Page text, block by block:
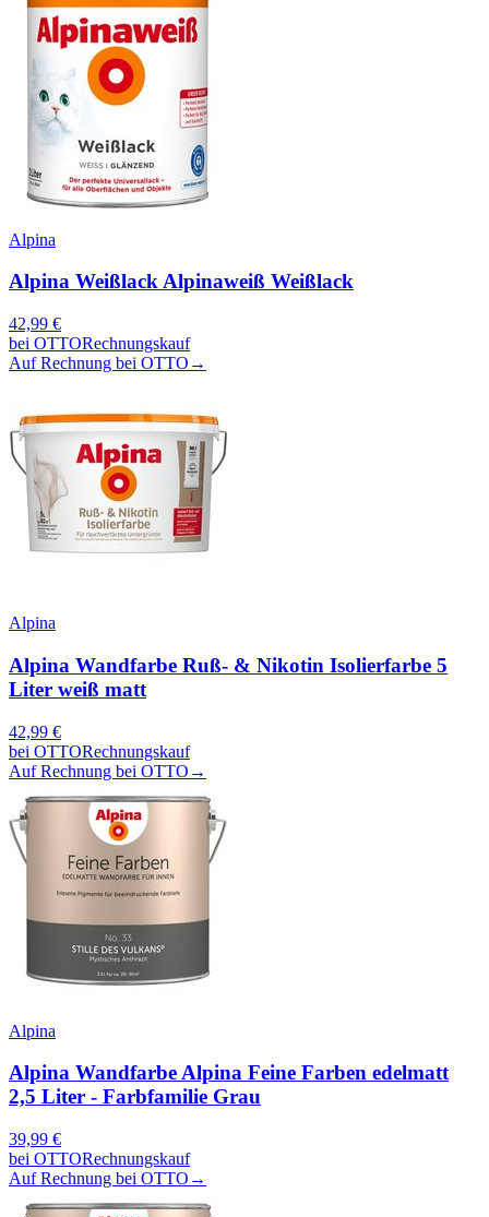
Alpina
Alpina Weißlack Alpinaweiß Weißlack
42,99 €
bei OTTORechnungskauf
Auf Rechnung bei OTTO →
Alpina
Alpina Wandfarbe Ruß- & Nikotin Isolierfarbe 5
Liter weiß matt
42,99 €
bei OTTORechnungskauf
Auf Rechnung bei OTTO →
Alpina
Alpina Wandfarbe Alpina Feine Farben edelmatt
2,5 Liter - Farbfamilie Grau
39,99 €
bei OTTORechnungskauf
Auf Rechnung bei OTTO →